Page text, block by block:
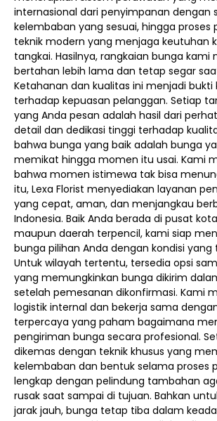
internasional dari penyimpanan dengan
kelembaban yang sesuai, hingga proses
teknik modern yang menjaga keutuhan
tangkai. Hasilnya, rangkaian bunga kami
bertahan lebih lama dan tetap segar
Ketahanan dan kualitas ini menjadi
terhadap kepuasan pelanggan. Setiap
yang Anda pesan adalah hasil dari
detail dan dedikasi tinggi terhadap
bahwa bunga yang baik adalah bunga
memikat hingga momen itu usai. Kami
bahwa momen istimewa tak bisa
itu, Lexa Florist menyediakan layanan
yang cepat, aman, dan menjangkau
Indonesia. Baik Anda berada di pusat
maupun daerah terpencil, kami siap
bunga pilihan Anda dengan kondisi
Untuk wilayah tertentu, tersedia opsi
yang memungkinkan bunga dikirim
setelah pemesanan dikonfirmasi. Kami
logistik internal dan bekerja sama
terpercaya yang paham bagaimana
pengiriman bunga secara profesional.
dikemas dengan teknik khusus yang
kelembaban dan bentuk selama proses
lengkap dengan pelindung tambahan
rusak saat sampai di tujuan. Bahkan
jarak jauh, bunga tetap tiba dalam